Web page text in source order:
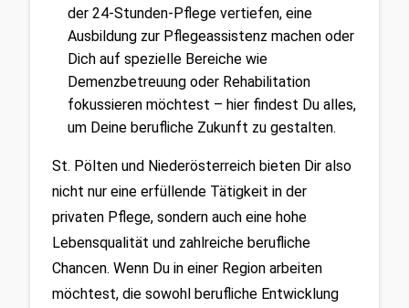
der 24-Stunden-Pflege vertiefen, eine
Ausbildung zur Pflegeassistenz machen oder
Dich auf spezielle Bereiche wie
Demenzbetreuung oder Rehabilitation
fokussieren möchtest – hier findest Du alles,
um Deine berufliche Zukunft zu gestalten.
St. Pölten und Niederösterreich bieten Dir also
nicht nur eine erfüllende Tätigkeit in der
privaten Pflege, sondern auch eine hohe
Lebensqualität und zahlreiche berufliche
Chancen. Wenn Du in einer Region arbeiten
möchtest, die sowohl berufliche Entwicklung